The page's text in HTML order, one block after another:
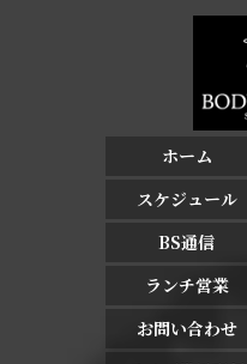
ホーム
スケジュール
BS通信
ランチ営業
お問い合わせ